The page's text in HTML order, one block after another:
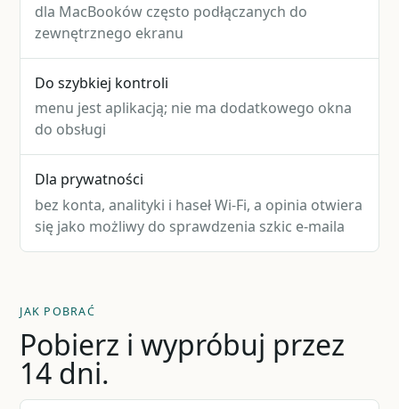
dla MacBooków często podłączanych do
zewnętrznego ekranu
Do szybkiej kontroli
menu jest aplikacją; nie ma dodatkowego okna
do obsługi
Dla prywatności
bez konta, analityki i haseł Wi-Fi, a opinia otwiera
się jako możliwy do sprawdzenia szkic e-maila
JAK POBRAĆ
Pobierz i wypróbuj przez
14 dni.